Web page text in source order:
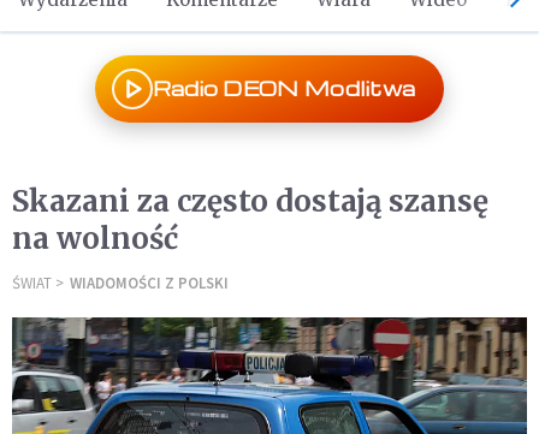
Radio DEON Modlitwa
Skazani za często dostają szansę
na wolność
ŚWIAT WIADOMOŚCI Z POLSKI